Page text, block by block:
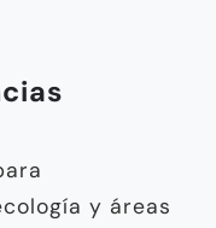
y áreas